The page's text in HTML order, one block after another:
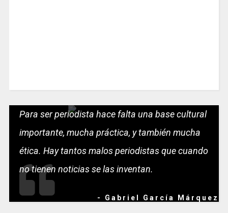
Para ser periodista hace falta una base cultural
importante, mucha práctica, y también mucha
ética. Hay tantos malos periodistas que cuando
no tienen noticias se las inventan.
- Gabriel García Márquez